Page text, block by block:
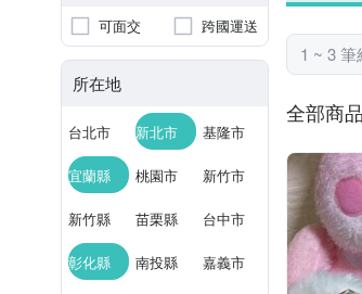
可面交 跨國運送
所在地
台北市 新北市 基隆市
宜蘭縣 桃園市 新竹市
新竹縣 苗栗縣 台中市
彰化縣 南投縣 嘉義市
1 ~ 3 筆
全部商品